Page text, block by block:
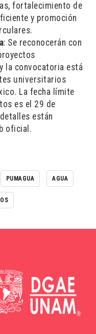
fortalecimiento de
y promoción
: Se reconocerán con
la convocatoria está
universitarios
La fecha límite
es el 29 de
están
oficial.
PUMAGUA AGUA